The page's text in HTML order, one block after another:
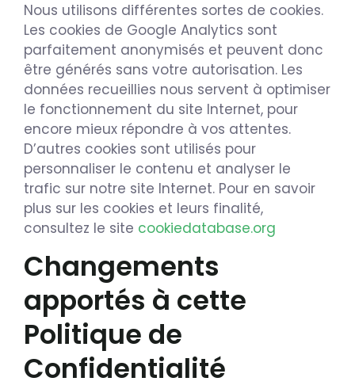
Nous utilisons différentes sortes de cookies.
Les cookies de Google Analytics sont
parfaitement anonymisés et peuvent donc
être générés sans votre autorisation. Les
données recueillies nous servent à optimiser
le fonctionnement du site Internet, pour
encore mieux répondre à vos attentes.
D’autres cookies sont utilisés pour
personnaliser le contenu et analyser le
trafic sur notre site Internet. Pour en savoir
plus sur les cookies et leurs finalité,
consultez le site cookiedatabase.org
Changements
apportés à cette
Politique de
Confidentialité